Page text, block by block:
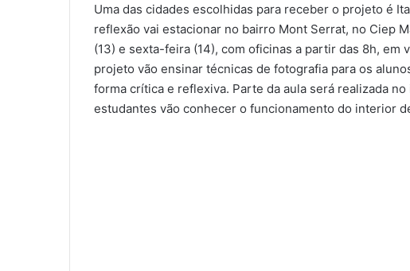
Uma das cidades escolhidas para receber o projeto é
reflexão vai estacionar no bairro Mont Serrat, no Ciep
(13) e sexta-feira (14), com oficinas a partir das 8h, em
projeto vão ensinar técnicas de fotografia para os
forma crítica e reflexiva. Parte da aula será realizada
estudantes vão conhecer o funcionamento do interior